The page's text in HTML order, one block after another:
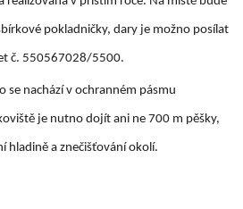
pokladničky, dary je možno posílat
č. 550567028/5500.
se nachází v ochranném pásmu
je nutno dojít ani ne 700 m pěšky,
hladině a znečišťování okolí.